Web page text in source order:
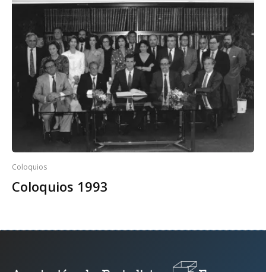
Coloquios
Coloquios 1993